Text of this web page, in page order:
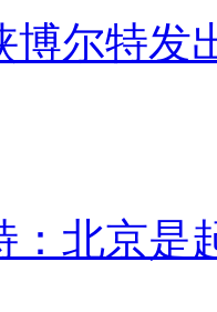
博尔特发
：北京是